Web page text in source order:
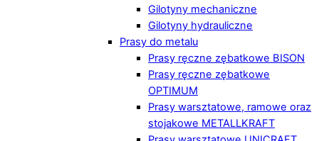
Gilotyny mechaniczne
Gilotyny hydrauliczne
Prasy do metalu
Prasy ręczne zębatkowe BISON
Prasy ręczne zębatkowe
OPTIMUM
Prasy warsztatowe, ramowe oraz
stojakowe METALLKRAFT